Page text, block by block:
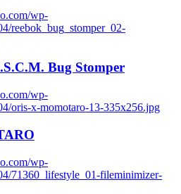
wp-
reebok_bug_stomper_02-
Bug Stomper
wp-
oris-x-momotaro-13-335x256.jpg
wp-
71360_lifestyle_01-fileminimizer-